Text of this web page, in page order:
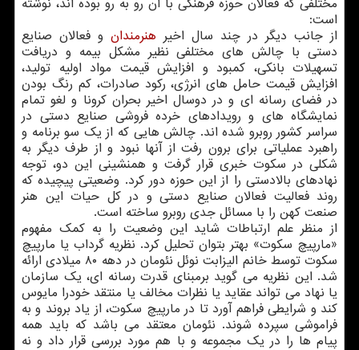
مختلفی که فعالان حوزه فرهنگی با آن رو به رو بوده اند، نوشته
است:
از جانب دیگر در چند سال اخیر هنرمندان و فعالان صنایع
دستی با چالش های مختلفی نظیر مشکل بیمه و دریافت
تسهیلات بانکی، کمبود و افزایش قیمت مواد اولیه تولید،
افزایش قیمت حامل های انرژی، رکود صادرات، کم رنگ بودن
در فضای رسانه ای و در دوسال اخیر بحران کرونا و لغو تمام
نمایشگاه های و رویدادهای خرده فروشی صنایع دستی در
سراسر کشور روبرو شده اند. چالش هایی که از یک سو برنامه و
راهبرد عملیاتی برای برون رفت از آنها نبود و از طرف دیگر به
شکلی در سکوت خبری قرار گرفت و همنشینی این دو، توجه
نهادهای بالادستی را از این حوزه دور کرد. وضعیتی پیچیده که
روند فعالیت فعالان صنایع دستی و در کل حیات این هنر
صنعت کهن را با مسائل جدی روبرو ساخته است.
از منظر علم ارتباطات شاید این وضعیت را به کمک مفهوم
«مارپیچ سکوت» بهتر بتوان تحلیل کرد. نظریه گرداب یا مارپیچ
سکوت توسط خانم الیزابت نوئل نئومان در دهه ۸۰ میلادی ارائه
شد. این نظریه می گوید برمبنای قدرت رسانه ای، یک سازمان
یا نهاد می تواند عقاید یا نظرات مخالف یا منتقد خودرا مایوس
کند و شرایطی فراهم آورد تا در مارپیچ سکوت، از یاد بروند و به
فراموشی سپرده شوند. نئومان معتقد می باشد که باید همه
پیام ها را در یک مجموعه و با هم مورد بررسی قرار داد و نه